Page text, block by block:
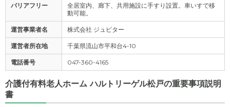
バリアフリー
全居室内、廊下、共用施設に手すり設置。車いすで移
動可能。
運営事業者名 株式会社 ジュピター
運営者所在地 千葉県流山市平和台4-10
電話番号 047-360-4165
介護付有料老人ホーム ハルトリーゲル松戸の重要事項説明
書